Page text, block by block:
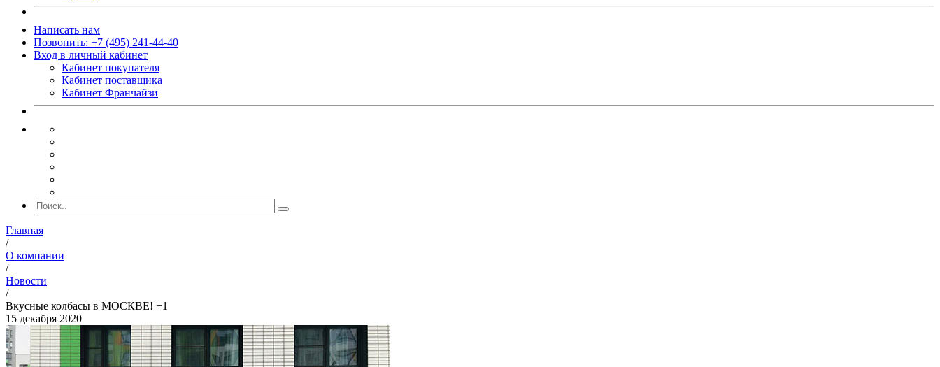
Написать нам
Позвонить: +7 (495) 241-44-40
Вход в личный кабинет
Кабинет покупателя
Кабинет поставщика
Кабинет Франчайзи
Главная
/
О компании
/
Новости
/
Вкусные колбасы в МОСКВЕ! +1
15 декабря 2020